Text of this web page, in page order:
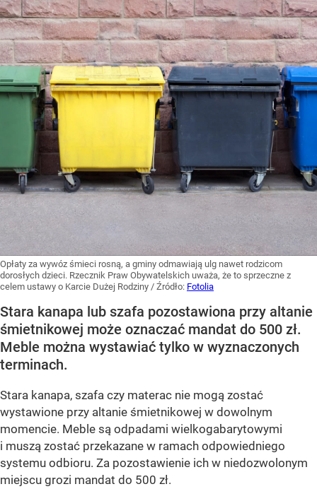
Opłaty za wywóz śmieci rosną, a gminy odmawiają ulg nawet rodzicom
dorosłych dzieci. Rzecznik Praw Obywatelskich uważa, że to sprzeczne z
celem ustawy o Karcie Dużej Rodziny / Źródło: Fotolia
Stara kanapa lub szafa pozostawiona przy altanie
śmietnikowej może oznaczać mandat do 500 zł.
Meble można wystawiać tylko w wyznaczonych
terminach.
Stara kanapa, szafa czy materac nie mogą zostać
wystawione przy altanie śmietnikowej w dowolnym
momencie. Meble są odpadami wielkogabarytowymi
i muszą zostać przekazane w ramach odpowiedniego
systemu odbioru. Za pozostawienie ich w niedozwolonym
miejscu grozi mandat do 500 zł.